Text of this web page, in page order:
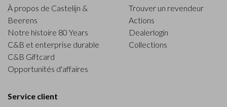
À propos de Castelijn &
Beerens
Notre histoire 80 Years
C&B et enterprise durable
C&B Giftcard
Opportunités d'affaires
Trouver un revendeur
Actions
Dealerlogin
Collections
Service client